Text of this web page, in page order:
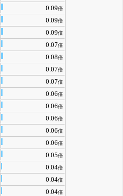
0.09倍
0.09倍
0.09倍
0.07倍
0.08倍
0.07倍
0.07倍
0.06倍
0.06倍
0.06倍
0.06倍
0.06倍
0.05倍
0.04倍
0.04倍
0.04倍